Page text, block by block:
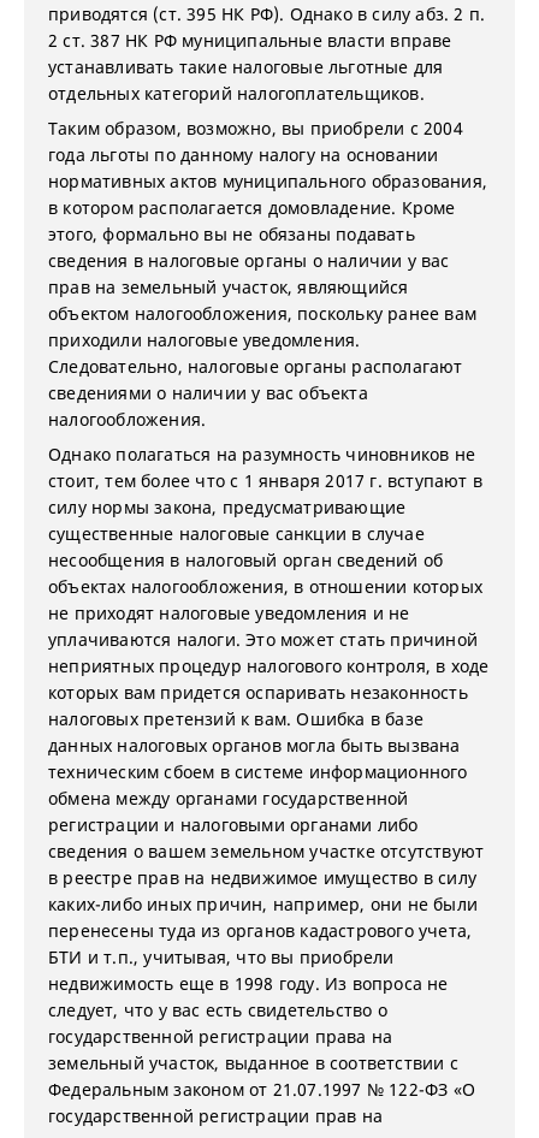
приводятся (ст. 395 НК РФ). Однако в силу абз. 2 п.
2 ст. 387 НК РФ муниципальные власти вправе
устанавливать такие налоговые льготные для
отдельных категорий налогоплательщиков.
Таким образом, возможно, вы приобрели с 2004
года льготы по данному налогу на основании
нормативных актов муниципального образования,
в котором располагается домовладение. Кроме
этого, формально вы не обязаны подавать
сведения в налоговые органы о наличии у вас
прав на земельный участок, являющийся
объектом налогообложения, поскольку ранее вам
приходили налоговые уведомления.
Следовательно, налоговые органы располагают
сведениями о наличии у вас объекта
налогообложения.
Однако полагаться на разумность чиновников не
стоит, тем более что с 1 января 2017 г. вступают в
силу нормы закона, предусматривающие
существенные налоговые санкции в случае
несообщения в налоговый орган сведений об
объектах налогообложения, в отношении которых
не приходят налоговые уведомления и не
уплачиваются налоги. Это может стать причиной
неприятных процедур налогового контроля, в ходе
которых вам придется оспаривать незаконность
налоговых претензий к вам. Ошибка в базе
данных налоговых органов могла быть вызвана
техническим сбоем в системе информационного
обмена между органами государственной
регистрации и налоговыми органами либо
сведения о вашем земельном участке отсутствуют
в реестре прав на недвижимое имущество в силу
каких-либо иных причин, например, они не были
перенесены туда из органов кадастрового учета,
БТИ и т.п., учитывая, что вы приобрели
недвижимость еще в 1998 году. Из вопроса не
следует, что у вас есть свидетельство о
государственной регистрации права на
земельный участок, выданное в соответствии с
Федеральным законом от 21.07.1997 № 122-ФЗ «О
государственной регистрации прав на